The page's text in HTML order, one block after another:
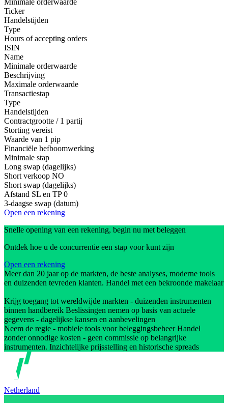
Minimale orderwaarde
Ticker
Handelstijden
Type
Hours of accepting orders
ISIN
Name
Minimale orderwaarde
Beschrijving
Maximale orderwaarde
Transactiestap
Type
Handelstijden
Contractgrootte / 1 partij
Storting vereist
Waarde van 1 pip
Financiële hefboomwerking
Minimale stap
Long swap (dagelijks)
Short verkoop NO
Short swap (dagelijks)
Afstand SL en TP 0
3-daagse swap (datum)
Open een rekening
Snelle opening van een rekening, begin nu met beleggen
Ontdek hoe u de concurrentie een stap voor kunt zijn
Open een rekening
Meer dan 20 jaar op de markten, de beste analyses, moderne tools
en duizenden tevreden klanten. Handel met een bekroonde makelaar
Krijg toegang tot wereldwijde markten - duizenden instrumenten
binnen handbereik Beslissingen nemen op basis van actuele
gegevens - dagelijkse kansen en aanbevelingen
Neem de regie - mobiele tools voor beleggingsbeheer Handel
zonder onnodige kosten - geen commissie op belangrijke
instrumenten. Inzichtelijke prijsstelling en historische spreads
Netherland